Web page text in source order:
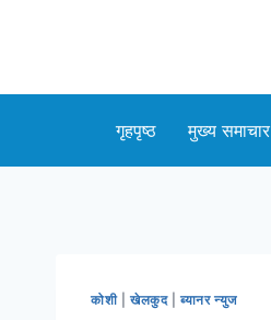
गृहपृष्ठ मुख्य समाचार
कोशी| खेलकुद|ब्यानर न्युज